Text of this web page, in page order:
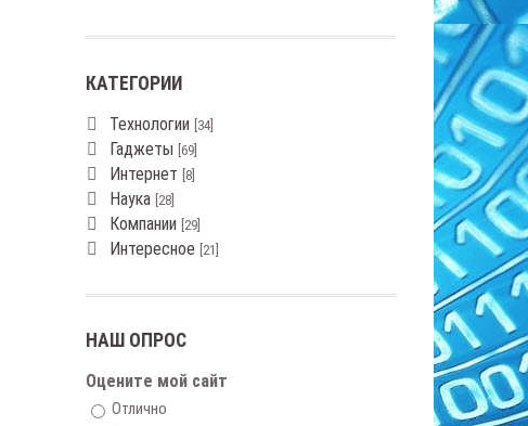
КАТЕГОРИИ
Технологии [34]
Гаджеты [69]
Интернет [8]
Наука [28]
Компании [29]
Интересное [21]
НАШ ОПРОС
Оцените мой сайт
Отлично